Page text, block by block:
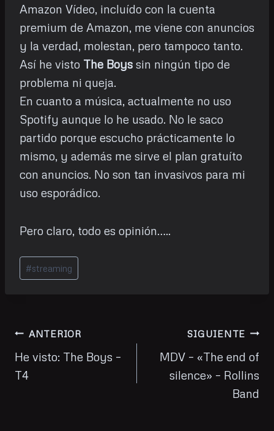
Amazon Vídeo, incluído con la cuenta
premium de Amazon, me viene con anuncios
y la verdad, molestan, pero tampoco tanto.
Así he visto The Boys sin ningún tipo de
problema ni queja.
En cuanto a música, actualmente no uso
Spotify aunque lo he usado. No le saco
partido porque escucho prácticamente lo
mismo, y además me sirve el plan gratuíto
con anuncios. No son tan invasivos para mi
uso esporádico.
Pero claro, todo es opinión…..
Etiquetas
de
#streaming
Navegación
de
entradas
ANTERIOR
He visto: The Boys –
T4
SIGUIENTE
MDV – «The end of
silence» – Rollins
Band